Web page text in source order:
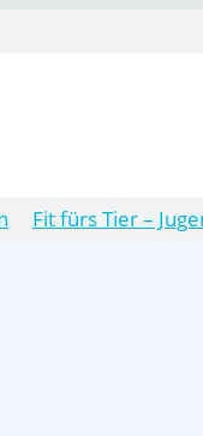
Fit fürs Tier –